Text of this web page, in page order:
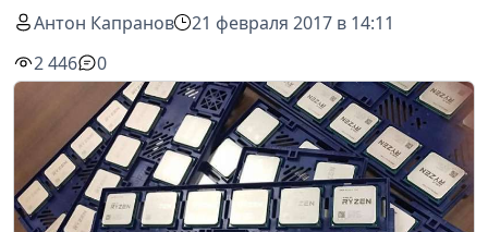
Антон Капранов
21 февраля 2017 в 14:11
2 446
0